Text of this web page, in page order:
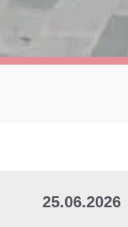
25.06.2026